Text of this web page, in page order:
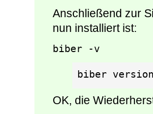
Anschließend zur
nun installiert ist:
biber -v
biber
OK, die